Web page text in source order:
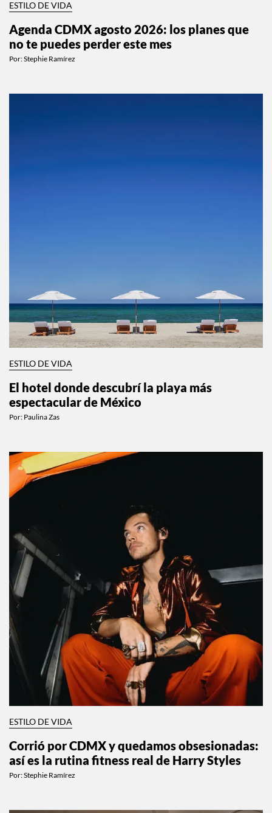
ESTILO DE VIDA
Agenda CDMX agosto 2026: los planes que
no te puedes perder este mes
Por:Stephie Ramírez
ESTILO DE VIDA
El hotel donde descubrí la playa más
espectacular de México
Por: Paulina Zas
ESTILO DE VIDA
Corrió por CDMX y quedamos obsesionadas:
así es la rutina fitness real de Harry Styles
Por:Stephie Ramírez